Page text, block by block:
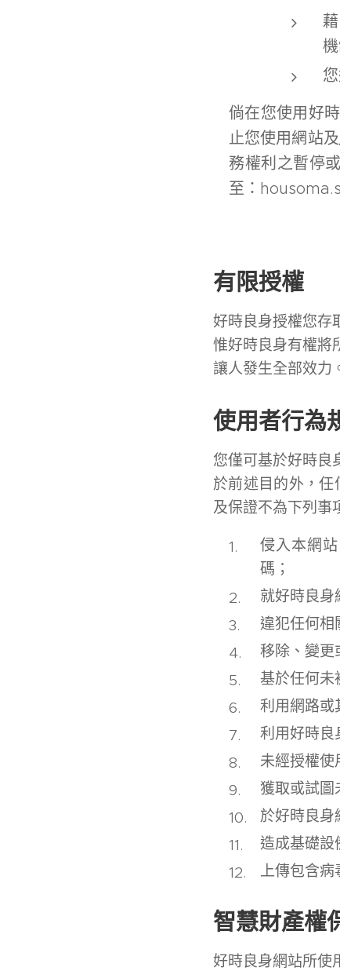
倘在您使用好
止您使用網站
務權利之暫停
至：
有限授權
好時良身授權您存
惟好時良身有權將
讓人發生全部效力
使用者行為
您僅可基於好時良
於前述目的外，
及保證不為下列事
侵入本網
碼；
就好時良身
違犯任何相
移除、變更
基於任何未
利用網路或
利用好時良
未經授權使
獲取或試圖
於好時良身
造成基礎設
上傳包含病
智慧財產權
好時良身網站所使